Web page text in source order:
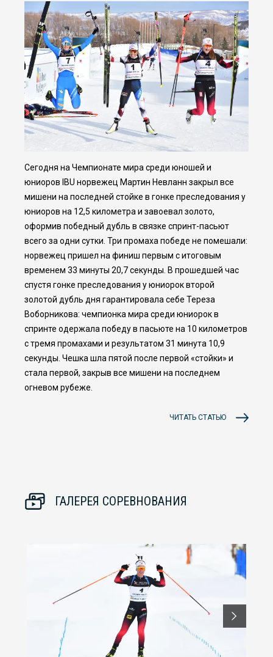
Сегодня на Чемпионате мира среди юношей и
юниоров IBU норвежец Мартин Невланн закрыл все
мишени на последней стойке в гонке преследования у
юниоров на 12,5 километра и завоевал золото,
оформив победный дубль в связке спринт-пасьют
всего за одни сутки. Три промаха победе не помешали:
норвежец пришел на финиш первым с итоговым
временем 33 минуты 20,7 секунды. В прошедшей час
спустя гонке преследования у юниорок второй
золотой дубль дня гарантировала себе Тереза
Воборникова: чемпионка мира среди юниорок в
спринте одержала победу в пасьюте на 10 километров
с тремя промахами и результатом 31 минута 10,9
секунды. Чешка шла пятой после первой «стойки» и
стала первой, закрыв все мишени на последнем
огневом рубеже.
ЧИТАТЬ СТАТЬЮ
ГАЛЕРЕЯ СОРЕВНОВАНИЯ